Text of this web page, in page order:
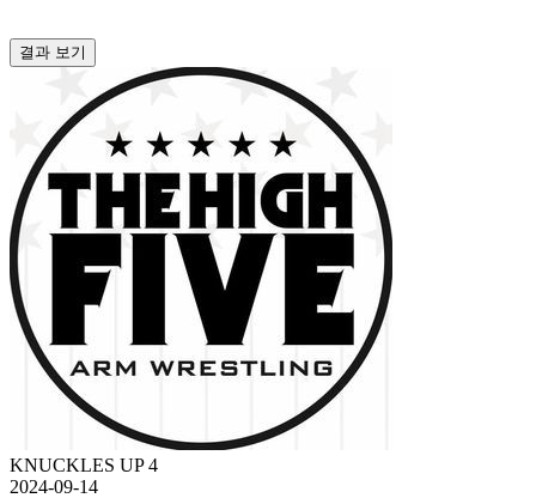
결과 보기
KNUCKLES UP 4
2024-09-14